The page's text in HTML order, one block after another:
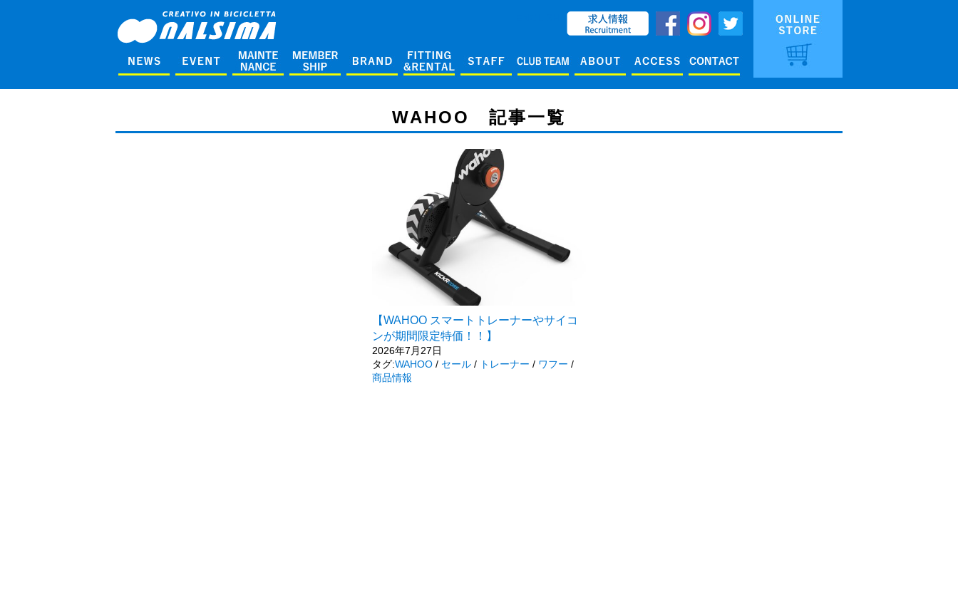
WAHOO 記事一覧
【WAHOO スマートトレーナーやサイコ
ンが期間限定特価！！】
2026年7月27日
タグ:WAHOO / セール / トレーナー / ワフー /
商品情報